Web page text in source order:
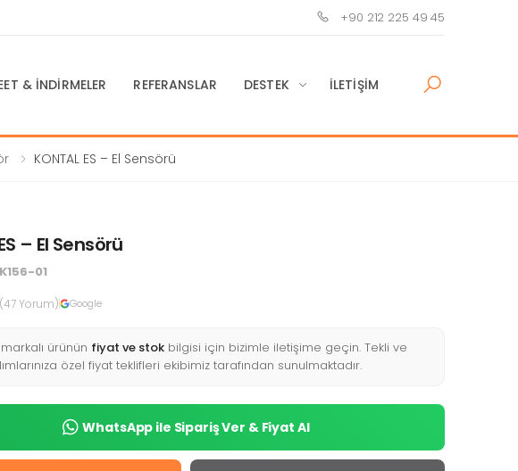
+90 212 225 49 45
& İNDIRMELER REFERANSLAR DESTEK İLETIŞIM
KONTAL ES – El Sensörü
– El Sensörü
01
(47 Yorum) Google
markalı ürünün fiyat ve stok bilgisi için bizimle iletişime geçin. Tekli ve
özel fiyat teklifleri ekibimiz tarafından sunulmaktadır.
WhatsApp ile Sipariş Ver & Fiyat Al